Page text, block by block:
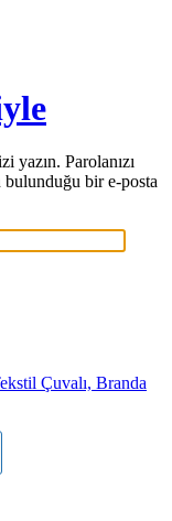
yazın. Parolanızı
bulunduğu bir e-posta
Çuvalı, Branda